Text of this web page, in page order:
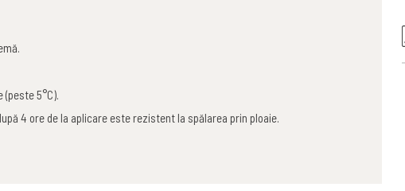
5°C).
4 ore de la aplicare este rezistent la spălarea prin ploaie.